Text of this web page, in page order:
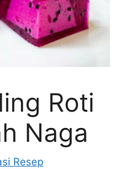
Roti
Naga
Resep